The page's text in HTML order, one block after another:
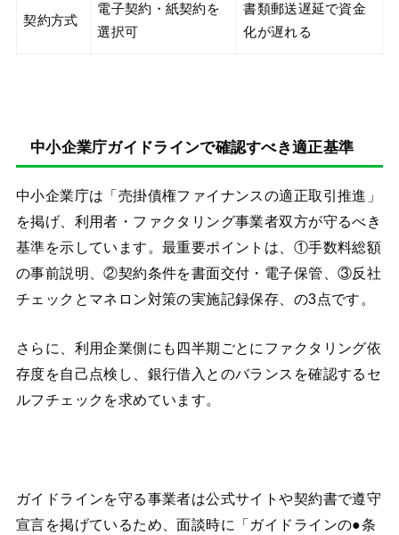
契約方式
電子契約・紙契約を
選択可
書類郵送遅延で資金
化が遅れる
中小企業庁ガイドラインで確認すべき適正基準
中小企業庁は「売掛債権ファイナンスの適正取引推進」
を掲げ、利用者・ファクタリング事業者双方が守るべき
基準を示しています。最重要ポイントは、①手数料総額
の事前説明、②契約条件を書面交付・電子保管、③反社
チェックとマネロン対策の実施記録保存、の3点です。
さらに、利用企業側にも四半期ごとにファクタリング依
存度を自己点検し、銀行借入とのバランスを確認するセ
ルフチェックを求めています。
ガイドラインを守る事業者は公式サイトや契約書で遵守
宣言を掲げているため、面談時に「ガイドラインの●条